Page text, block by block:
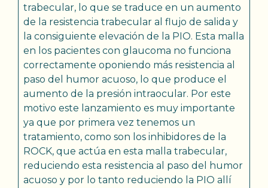
trabecular, lo que se traduce en un aumento
de la resistencia trabecular al flujo de salida y
la consiguiente elevación de la PIO. Esta malla
en los pacientes con glaucoma no funciona
correctamente oponiendo más resistencia al
paso del humor acuoso, lo que produce el
aumento de la presión intraocular. Por este
motivo este lanzamiento es muy importante
ya que por primera vez tenemos un
tratamiento, como son los inhibidores de la
ROCK, que actúa en esta malla trabecular,
reduciendo esta resistencia al paso del humor
acuoso y por lo tanto reduciendo la PIO allí